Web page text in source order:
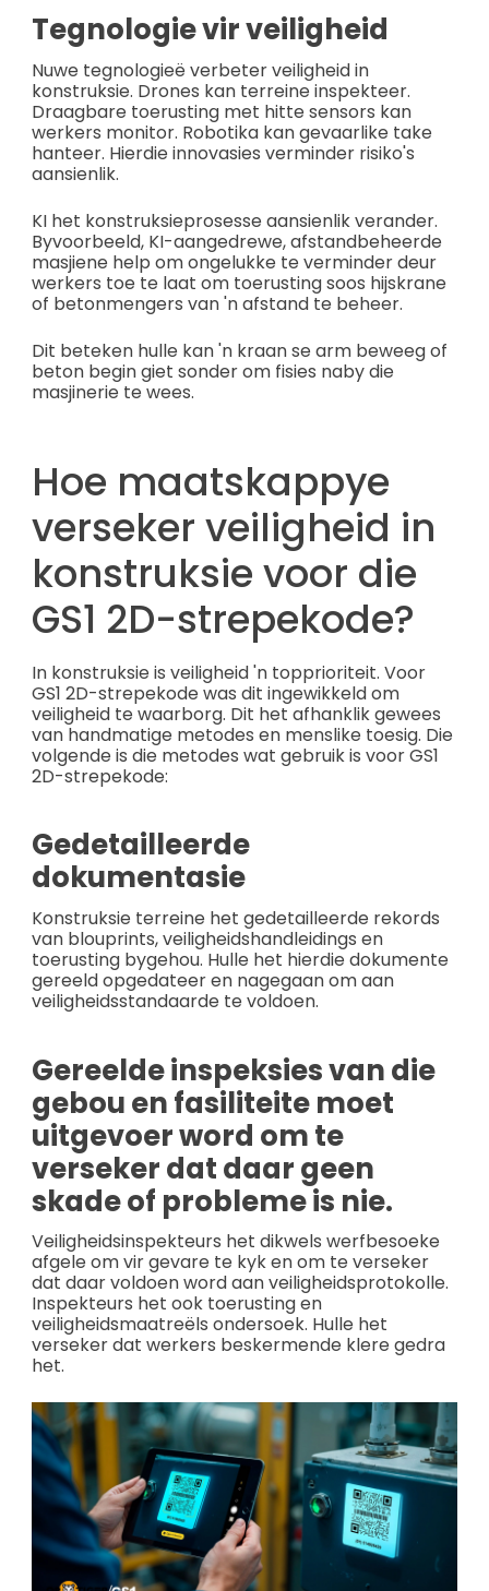
Tegnologie vir veiligheid
Nuwe tegnologieë verbeter veiligheid in
konstruksie. Drones kan terreine inspekteer.
Draagbare toerusting met hitte sensors kan
werkers monitor. Robotika kan gevaarlike take
hanteer. Hierdie innovasies verminder risiko's
aansienlik.
KI het konstruksieprosesse aansienlik verander.
Byvoorbeeld, KI-aangedrewe, afstandbeheerde
masjiene help om ongelukke te verminder deur
werkers toe te laat om toerusting soos hijskrane
of betonmengers van 'n afstand te beheer.
Dit beteken hulle kan 'n kraan se arm beweeg of
beton begin giet sonder om fisies naby die
masjinerie te wees.
Hoe maatskappye
verseker veiligheid in
konstruksie voor die
GS1 2D-strepekode?
In konstruksie is veiligheid 'n topprioriteit. Voor
GS1 2D-strepekode was dit ingewikkeld om
veiligheid te waarborg. Dit het afhanklik gewees
van handmatige metodes en menslike toesig. Die
volgende is die metodes wat gebruik is voor GS1
2D-strepekode:
Gedetailleerde
dokumentasie
Konstruksie terreine het gedetailleerde rekords
van blouprints, veiligheidshandleidings en
toerusting bygehou. Hulle het hierdie dokumente
gereeld opgedateer en nagegaan om aan
veiligheidsstandaarde te voldoen.
Gereelde inspeksies van die
gebou en fasiliteite moet
uitgevoer word om te
verseker dat daar geen
skade of probleme is nie.
Veiligheidsinspekteurs het dikwels werfbesoeke
afgele om vir gevare te kyk en om te verseker
dat daar voldoen word aan veiligheidsprotokolle.
Inspekteurs het ook toerusting en
veiligheidsmaatreëls ondersoek. Hulle het
verseker dat werkers beskermende klere gedra
het.